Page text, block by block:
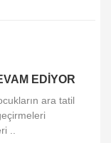
EDİYOR
ara tatil
..